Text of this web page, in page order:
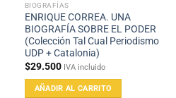
BIOGRAFÍAS
ENRIQUE CORREA. UNA
BIOGRAFÍA SOBRE EL PODER
(Colección Tal Cual Periodismo
UDP + Catalonia)
$29.500 IVA incluido
AÑADIR AL CARRITO